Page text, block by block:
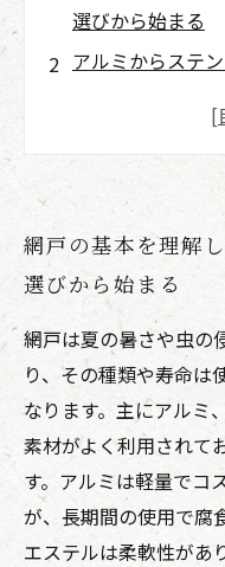
選びから始まる
アルミからステ
網戸の寿命を左
の素材の強みと弱
賢い網戸の選び
材を見つける方法
長持ちさせる秘
ンテナンス術
張替えのタイミ
無駄なく交換し
素材別網戸徹底
いを守る最終決断
網戸の基本を理解
選びから始まる
網戸は夏の暑さや虫の
り、その種類や寿命は
なります。主にアルミ
素材がよく利用されて
す。アルミは軽量でコ
が、長期間の使用で腐
エステルは柔軟性があ